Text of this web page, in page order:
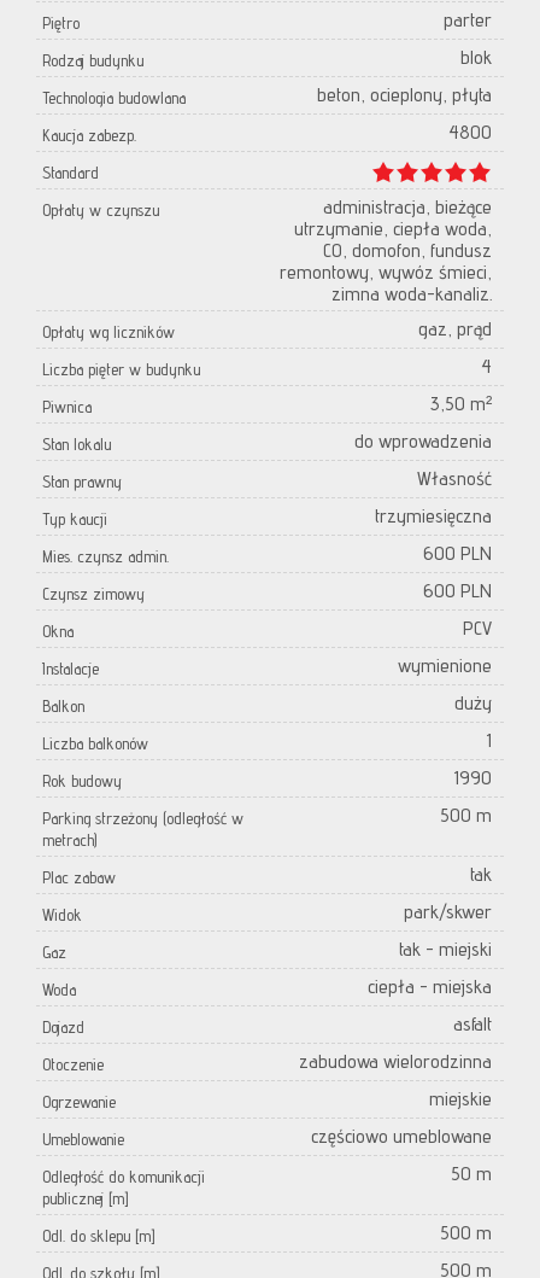
Piętro parter
Rodzaj budynku blok
Technologia budowlana beton, ocieplony, płyta
Kaucja zabezp. 4800
Standard
Opłaty w czynszu
administracja, bieżące
utrzymanie, ciepła woda,
CO, domofon, fundusz
remontowy, wywóz śmieci,
zimna woda-kanaliz.
Opłaty wg liczników gaz, prąd
Liczba pięter w budynku 4
Piwnica 3,50 m²
Stan lokalu do wprowadzenia
Stan prawny Własność
Typ kaucji trzymiesięczna
Mies. czynsz admin. 600 PLN
Czynsz zimowy 600 PLN
Okna PCV
Instalacje wymienione
Balkon duży
Liczba balkonów 1
Rok budowy 1990
Parking strzeżony (odległość w
metrach)
500 m
Plac zabaw tak
Widok park/skwer
Gaz tak - miejski
Woda ciepła - miejska
Dojazd asfalt
Otoczenie zabudowa wielorodzinna
Ogrzewanie miejskie
Umeblowanie częściowo umeblowane
Odległość do komunikacji
publicznej [m]
50 m
Odl. do sklepu [m] 500 m
Odl. do szkoły [m] 500 m